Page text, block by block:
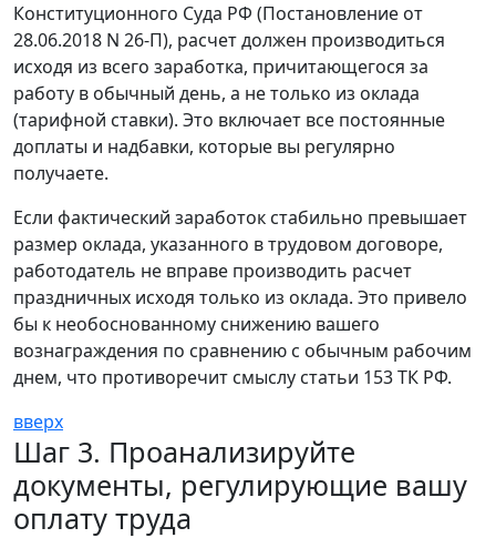
Конституционного Суда РФ (Постановление от
28.06.2018 N 26-П), расчет должен производиться
исходя из всего заработка, причитающегося за
работу в обычный день, а не только из оклада
(тарифной ставки). Это включает все постоянные
доплаты и надбавки, которые вы регулярно
получаете.
Если фактический заработок стабильно превышает
размер оклада, указанного в трудовом договоре,
работодатель не вправе производить расчет
праздничных исходя только из оклада. Это привело
бы к необоснованному снижению вашего
вознаграждения по сравнению с обычным рабочим
днем, что противоречит смыслу статьи 153 ТК РФ.
вверх
Шаг 3. Проанализируйте
документы, регулирующие вашу
оплату труда